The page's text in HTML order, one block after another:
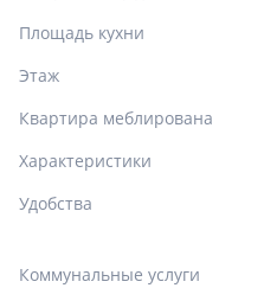
Площадь кухни
Этаж
Квартира меблирована
Характеристики
Удобства
Коммунальные услуги